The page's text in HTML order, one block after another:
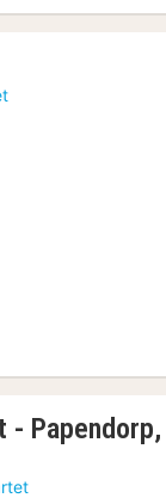
- Papendorp,